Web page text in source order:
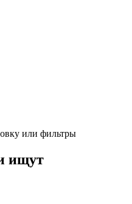
или фильтры
ищут